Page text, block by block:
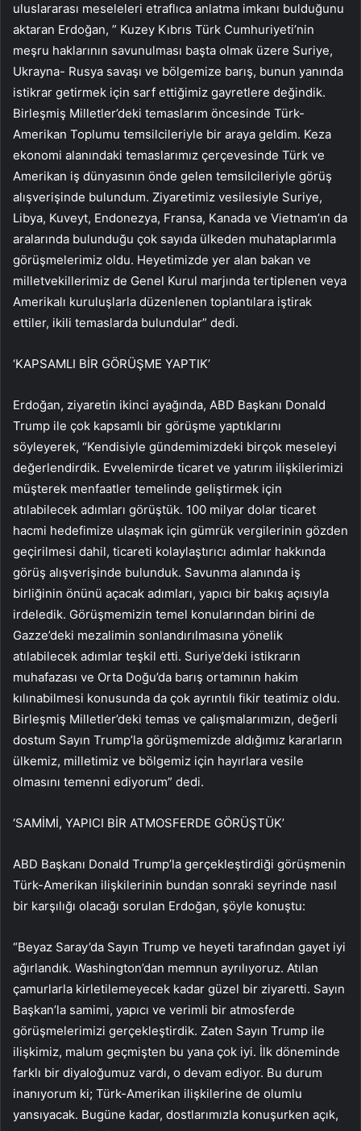
uluslararası meseleleri etraflıca anlatma imkanı bulduğunu
aktaran Erdoğan, ” Kuzey Kıbrıs Türk Cumhuriyeti’nin
meşru haklarının savunulması başta olmak üzere Suriye,
Ukrayna- Rusya savaşı ve bölgemize barış, bunun yanında
istikrar getirmek için sarf ettiğimiz gayretlere değindik.
Birleşmiş Milletler’deki temaslarım öncesinde Türk-
Amerikan Toplumu temsilcileriyle bir araya geldim. Keza
ekonomi alanındaki temaslarımız çerçevesinde Türk ve
Amerikan iş dünyasının önde gelen temsilcileriyle görüş
alışverişinde bulundum. Ziyaretimiz vesilesiyle Suriye,
Libya, Kuveyt, Endonezya, Fransa, Kanada ve Vietnam’ın da
aralarında bulunduğu çok sayıda ülkeden muhataplarımla
görüşmelerimiz oldu. Heyetimizde yer alan bakan ve
milletvekillerimiz de Genel Kurul marjında tertiplenen veya
Amerikalı kuruluşlarla düzenlenen toplantılara iştirak
ettiler, ikili temaslarda bulundular” dedi.
‘KAPSAMLI BİR GÖRÜŞME YAPTIK’
Erdoğan, ziyaretin ikinci ayağında, ABD Başkanı Donald
Trump ile çok kapsamlı bir görüşme yaptıklarını
söyleyerek, “Kendisiyle gündemimizdeki birçok meseleyi
değerlendirdik. Evvelemirde ticaret ve yatırım ilişkilerimizi
müşterek menfaatler temelinde geliştirmek için
atılabilecek adımları görüştük. 100 milyar dolar ticaret
hacmi hedefimize ulaşmak için gümrük vergilerinin gözden
geçirilmesi dahil, ticareti kolaylaştırıcı adımlar hakkında
görüş alışverişinde bulunduk. Savunma alanında iş
birliğinin önünü açacak adımları, yapıcı bir bakış açısıyla
irdeledik. Görüşmemizin temel konularından birini de
Gazze’deki mezalimin sonlandırılmasına yönelik
atılabilecek adımlar teşkil etti. Suriye’deki istikrarın
muhafazası ve Orta Doğu’da barış ortamının hakim
kılınabilmesi konusunda da çok ayrıntılı fikir teatimiz oldu.
Birleşmiş Milletler’deki temas ve çalışmalarımızın, değerli
dostum Sayın Trump’la görüşmemizde aldığımız kararların
ülkemiz, milletimiz ve bölgemiz için hayırlara vesile
olmasını temenni ediyorum” dedi.
‘SAMİMİ, YAPICI BİR ATMOSFERDE GÖRÜŞTÜK’
ABD Başkanı Donald Trump’la gerçekleştirdiği görüşmenin
Türk-Amerikan ilişkilerinin bundan sonraki seyrinde nasıl
bir karşılığı olacağı sorulan Erdoğan, şöyle konuştu:
“Beyaz Saray’da Sayın Trump ve heyeti tarafından gayet iyi
ağırlandık. Washington’dan memnun ayrılıyoruz. Atılan
çamurlarla kirletilemeyecek kadar güzel bir ziyaretti. Sayın
Başkan’la samimi, yapıcı ve verimli bir atmosferde
görüşmelerimizi gerçekleştirdik. Zaten Sayın Trump ile
ilişkimiz, malum geçmişten bu yana çok iyi. İlk döneminde
farklı bir diyaloğumuz vardı, o devam ediyor. Bu durum
inanıyorum ki; Türk-Amerikan ilişkilerine de olumlu
yansıyacak. Bugüne kadar, dostlarımızla konuşurken açık,